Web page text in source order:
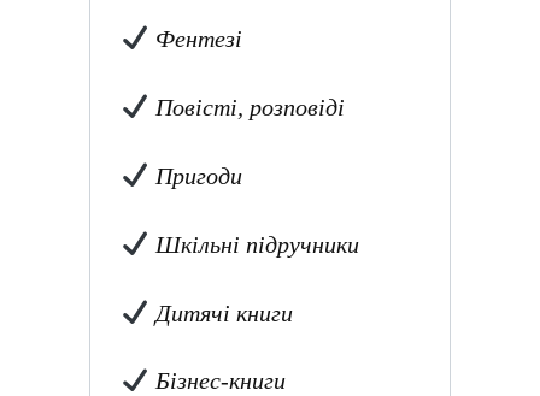
Фентезі
Повісті, розповіді
Пригоди
Шкільні підручники
Дитячі книги
Бізнес-книги